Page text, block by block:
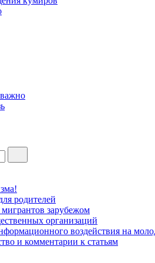
родителей
зарубежом
организаций
воздействия на
и комментарии к статьям